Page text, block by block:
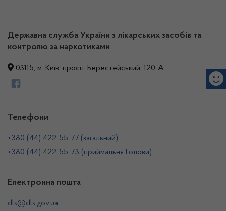
Державна служба України з лікарських засобів та
контролю за наркотиками
03115, м. Київ, просп. Берестейський, 120-А
Телефони
+380 (44) 422-55-77 (загальний)
+380 (44) 422-55-73 (приймальня Голови)
Електронна пошта
dls@dls.gov.ua